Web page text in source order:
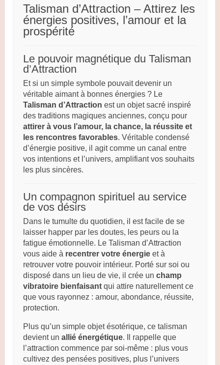
Talisman d’Attraction – Attirez les
énergies positives, l’amour et la
prospérité
Le pouvoir magnétique du Talisman
d’Attraction
Et si un simple symbole pouvait devenir un
véritable aimant à bonnes énergies ? Le
Talisman d’Attraction est un objet sacré inspiré
des traditions magiques anciennes, conçu pour
attirer à vous l’amour, la chance, la réussite et
les rencontres favorables. Véritable condensé
d’énergie positive, il agit comme un canal entre
vos intentions et l’univers, amplifiant vos souhaits
les plus sincères.
Un compagnon spirituel au service
de vos désirs
Dans le tumulte du quotidien, il est facile de se
laisser happer par les doutes, les peurs ou la
fatigue émotionnelle. Le Talisman d’Attraction
vous aide à recentrer votre énergie et à
retrouver votre pouvoir intérieur. Porté sur soi ou
disposé dans un lieu de vie, il crée un champ
vibratoire bienfaisant qui attire naturellement ce
que vous rayonnez : amour, abondance, réussite,
protection.
Plus qu’un simple objet ésotérique, ce talisman
devient un allié énergétique. Il rappelle que
l’attraction commence par soi-même : plus vous
cultivez des pensées positives, plus l’univers